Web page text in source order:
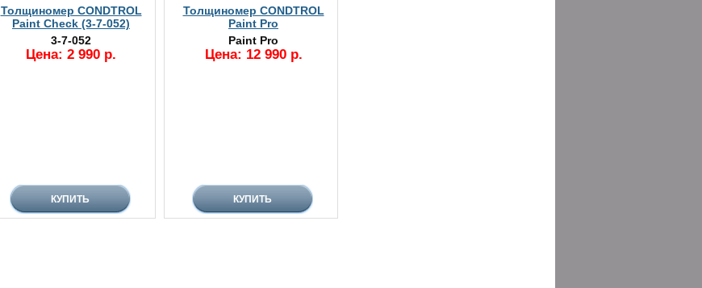
Толщиномер CONDTROL
Paint Сheck (3-7-052)
3-7-052
Цена: 2 990 р.
Толщиномер CONDTROL
Paint Pro
Paint Pro
Цена: 12 990 р.